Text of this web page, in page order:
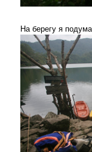
На берегу я